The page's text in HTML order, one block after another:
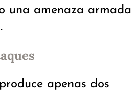
una amenaza armada
apenas dos